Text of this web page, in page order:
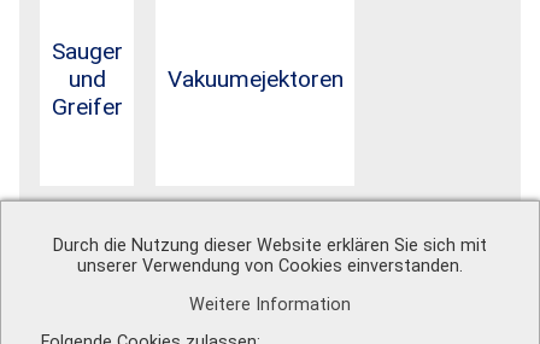
Durch die Nutzung dieser Website erklären Sie sich mit
unserer Verwendung von Cookies einverstanden.
Weitere Information
Sauger
und
Greifer
Vakuumejektoren
Ohmstr. 1